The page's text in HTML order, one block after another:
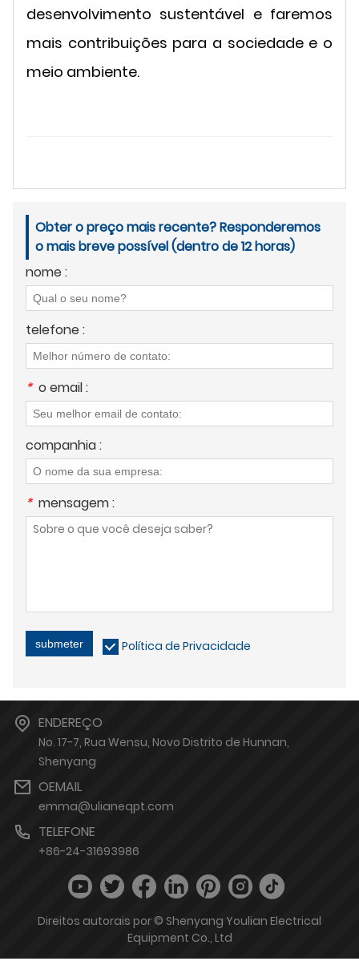
desenvolvimento sustentável e faremos
mais contribuições para a sociedade e o
meio ambiente.
Obter o preço mais recente? Responderemos
o mais breve possível (dentro de 12 horas)
nome :
telefone :
* o email :
companhia :
* mensagem :
submeter Política de Privacidade
ENDEREÇO
No. 17-7, Rua Wensu, Novo Distrito de Hunnan,
Shenyang
OEMAIL
emma@ulianeqpt.com
TELEFONE
+86-24-31693986
Direitos autorais por © Shenyang Youlian Electrical
Equipment Co., Ltd